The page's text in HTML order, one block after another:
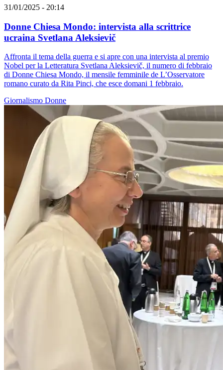
31/01/2025 - 20:14
Donne Chiesa Mondo: intervista alla scrittrice
ucraina Svetlana Aleksievič
Affronta il tema della guerra e si apre con una intervista al premio
Nobel per la Letteratura Svetlana Aleksievič, il numero di febbraio
di Donne Chiesa Mondo, il mensile femminile de L’Osservatore
romano curato da Rita Pinci, che esce domani 1 febbraio.
Giornalismo Donne